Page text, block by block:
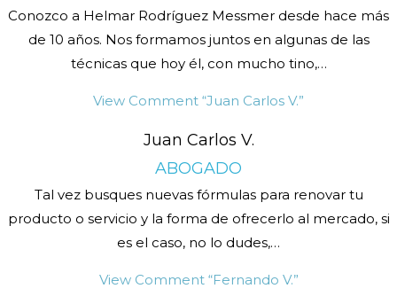
Conozco a Helmar Rodríguez Messmer desde hace más
de 10 años. Nos formamos juntos en algunas de las
técnicas que hoy él, con mucho tino,…
View Comment “Juan Carlos V.”
Juan Carlos V.
ABOGADO
Tal vez busques nuevas fórmulas para renovar tu
producto o servicio y la forma de ofrecerlo al mercado, si
es el caso, no lo dudes,…
View Comment“Fernando V.”